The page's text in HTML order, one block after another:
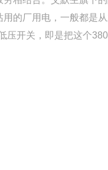
的厂用电，一般都是
开关，即是把这个